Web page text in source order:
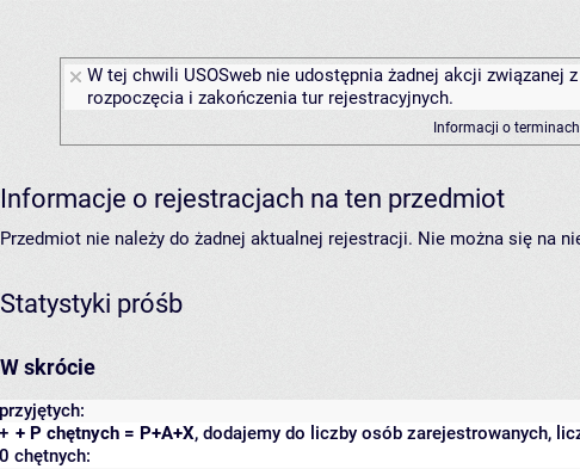
W tej chwili USOSweb nie udostępnia żadnej akcji związanej
rozpoczęcia i zakończenia tur rejestracyjnych.
Informacji o
Informacje o rejestracjach na ten przedmiot
Przedmiot nie należy do żadnej aktualnej rejestracji. Nie można się na
Statystyki próśb
W skrócie
przyjętych:
+ P chętnych = P+A+X, dodajemy do liczby osób zarejestrowanych,
+
0 chętnych: